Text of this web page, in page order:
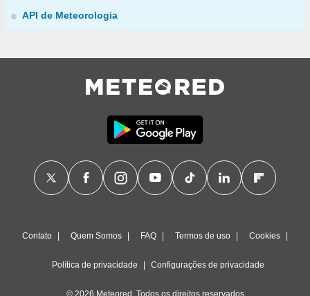
API de Meteorologia
Contato Quem Somos FAQ Termos de uso Cookies
Política de privacidade Configurações de privacidade
© 2026 Meteored. Todos os direitos reservados